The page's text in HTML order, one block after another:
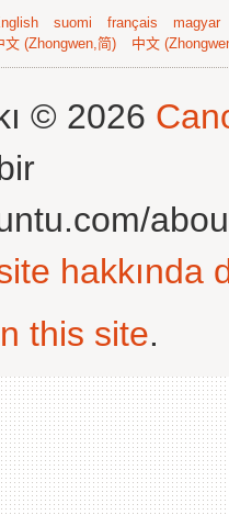
suomi français
magyar
文 (Zhongwen,简) 中文
© 2026
hakkında
this site.